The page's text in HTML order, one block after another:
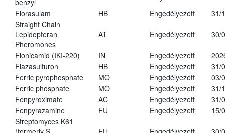
benzyl
Florasulam
HB Engedélyezett
31/
Straight Chain
Lepidopteran
Pheromones
AT Engedélyezett 30/
Flonicamid (IKI-220) IN Engedélyezett
Flazasulfuron
HB Engedélyezett
31/
Ferric pyrophosphate
MO Engedélyezett
03/
Ferric phosphate
MO Engedélyezett
31/
Fenpyroximate
AC Engedélyezett
31/
Fenpyrazamine
FU Engedélyezett
15/
Streptomyces K61